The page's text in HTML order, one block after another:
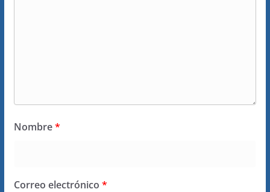
Nombre*
Correo electrónico *